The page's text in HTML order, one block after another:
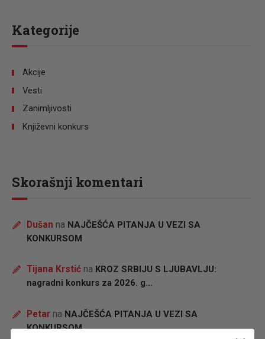
Kategorije
Akcije
Vesti
Zanimljivosti
Književni konkurs
Skorašnji komentari
Dušan na NAJČEŠĆA PITANJA U VEZI SA
KONKURSOM
Tijana Krstićna KROZ SRBIJU S LJUBAVLJU:
nagradni konkurs za 2026. g…
Petarna NAJČEŠĆA PITANJA U VEZI SA
KONKURSOM